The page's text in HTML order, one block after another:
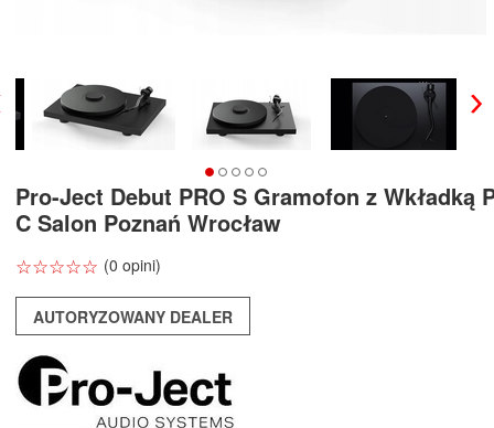
Pro-Ject Debut PRO S Gramofon z Wkładką
C Salon Poznań Wrocław
☆☆☆☆☆
★★★★★ (0 opini)
AUTORYZOWANY DEALER